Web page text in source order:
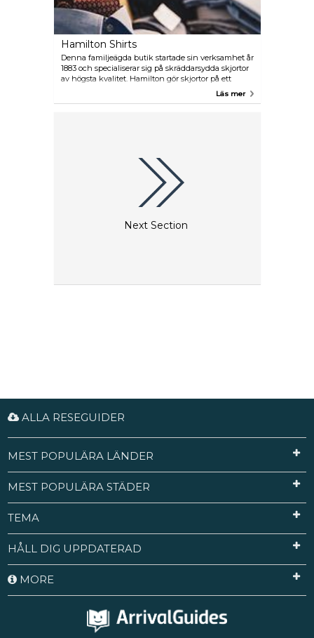
Hamilton Shirts
Denna familjeägda butik startade sin verksamhet år
1883 och specialiserar sig på skräddarsydda skjortor
av högsta kvalitet. Hamilton gör skjortor på ett
traditionellt sätt, tar mått på varje kund och därLäs mer
Next Section
ALLA RESEGUIDER
MEST POPULÄRA LÄNDER
MEST POPULÄRA STÄDER
TEMA
HÅLL DIG UPPDATERAD
MORE